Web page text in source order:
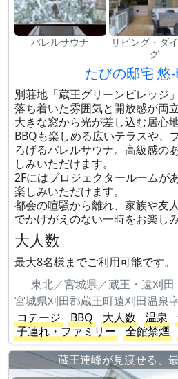
バレルサウナ
リビング・ダ
グ
たびの邸宅 悠
別荘地「蔵王グリーンビレッジ
落ち着いた雰囲気と開放感が両
大きな窓から光が差し込む居心
BBQも楽しめる広いテラスや、
ろげるバレルサウナ。高級感の
しみいただけます。
2Fにはプロジェクタールームが
楽しみいただけます。
都会の喧騒から離れ、家族や友
でかけがえのない一時をお楽し
大人数
最大8名様までご利用可能です。
東北／宮城県／蔵王・遠刈田
宮城県刈田郡蔵王町遠刈田温泉
コテージ
BBQ 大人数 温泉
子連れ・ファミリー
全館禁煙
蔵王連峰が見渡せる、